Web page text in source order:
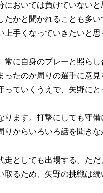
においては負けていない
たかと聞かれることも多
手くなっていきたいと思
に自身のプレーと照ら
ったのか周りの選手に意
ていくうえで、矢野に
ります。打撃にしても守
からいろいろ話を聞きな
としても出場する。た
るため、矢野の挑戦は続